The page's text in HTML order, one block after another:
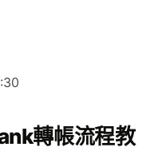
轉帳流程教